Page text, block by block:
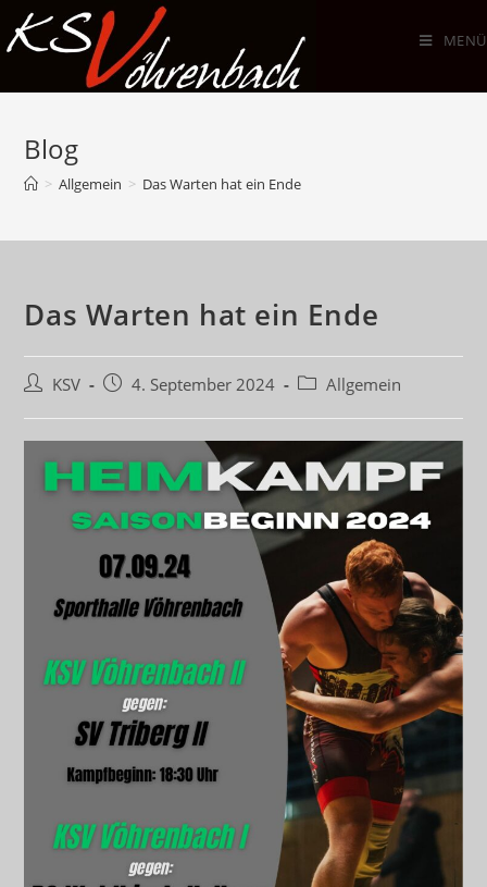
Zum
Inhalt
MENÜ
Blog
> Allgemein > Das Warten hat ein Ende
Das Warten hat ein Ende
Beitrags-
KSV
Beitrag4. September 2024
Beitrags-
Allgemein